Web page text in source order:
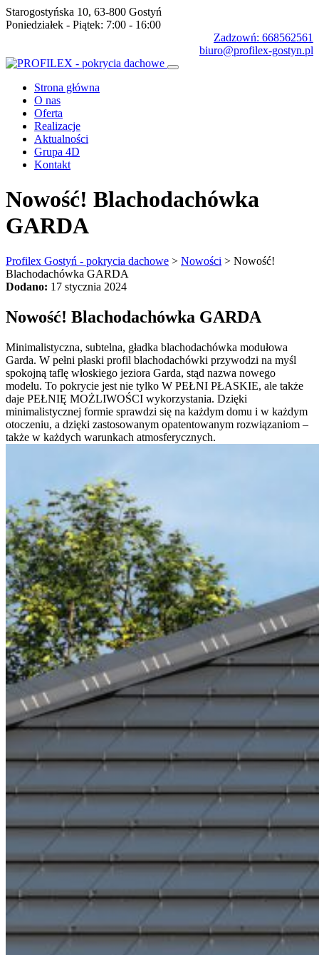
Starogostyńska 10, 63-800 Gostyń
Poniedziałek - Piątek: 7:00 - 16:00
Zadzowń: 668562561
biuro@profilex-gostyn.pl
Strona główna
O nas
Oferta
Realizacje
Aktualności
Grupa 4D
Kontakt
Nowość! Blachodachówka
GARDA
Profilex Gostyń - pokrycia dachowe > Nowości > Nowość!
Blachodachówka GARDA
Dodano: 17 stycznia 2024
Nowość! Blachodachówka GARDA
Minimalistyczna, subtelna, gładka blachodachówka modułowa
Garda. W pełni płaski profil blachodachówki przywodzi na myśl
spokojną taflę włoskiego jeziora Garda, stąd nazwa nowego
modelu. To pokrycie jest nie tylko W PEŁNI PŁASKIE, ale także
daje PEŁNIĘ MOŻLIWOŚCI wykorzystania. Dzięki
minimalistycznej formie sprawdzi się na każdym domu i w każdym
otoczeniu, a dzięki zastosowanym opatentowanym rozwiązaniom –
także w każdych warunkach atmosferycznych.